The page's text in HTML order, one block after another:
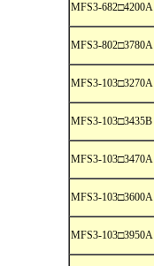
MFS3-682□4200A
MFS3-802□3780A
MFS3-103□3270A
MFS3-103□3435B
MFS3-103□3470A
MFS3-103□3600A
MFS3-103□3950A